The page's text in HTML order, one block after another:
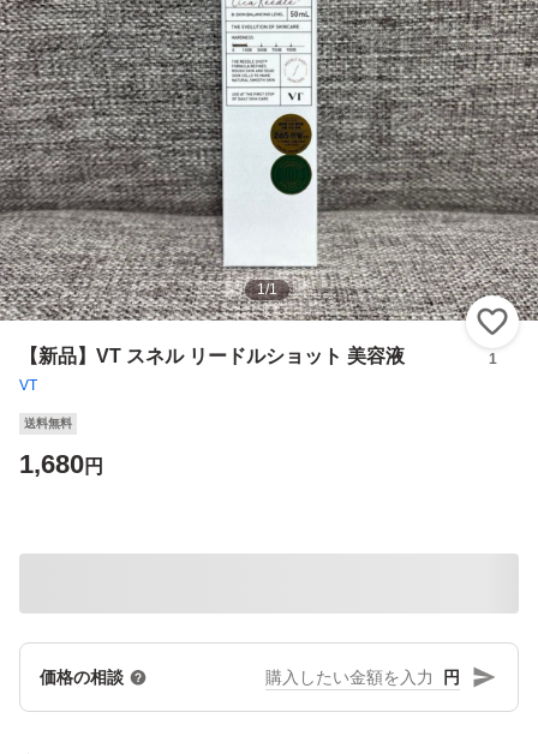
1/1
【新品】VT スネル リードルショット 美容液
VT
1
送料無料
1,680円
価格の相談 円